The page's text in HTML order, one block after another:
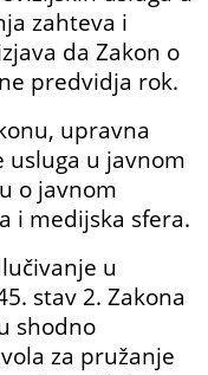
zahteva i
da Zakon o
predvidja rok.
upravna
u javnom
o javnom
i medijska sfera.
u
stav 2. Zakona
shodno
za pružanje